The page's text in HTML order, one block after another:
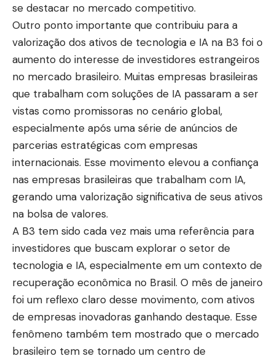
se destacar no mercado competitivo.
Outro ponto importante que contribuiu para a
valorização dos ativos de tecnologia e IA na B3 foi o
aumento do interesse de investidores estrangeiros
no mercado brasileiro. Muitas empresas brasileiras
que trabalham com soluções de IA passaram a ser
vistas como promissoras no cenário global,
especialmente após uma série de anúncios de
parcerias estratégicas com empresas
internacionais. Esse movimento elevou a confiança
nas empresas brasileiras que trabalham com IA,
gerando uma valorização significativa de seus ativos
na bolsa de valores.
A B3 tem sido cada vez mais uma referência para
investidores que buscam explorar o setor de
tecnologia e IA, especialmente em um contexto de
recuperação econômica no Brasil. O mês de janeiro
foi um reflexo claro desse movimento, com ativos
de empresas inovadoras ganhando destaque. Esse
fenômeno também tem mostrado que o mercado
brasileiro tem se tornado um centro de